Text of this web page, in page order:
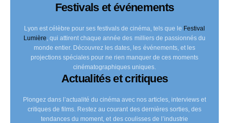
Festivals et événements
Lyon est célèbre pour ses festivals de cinéma, tels que le Festival
Lumière, qui attirent chaque année des milliers de passionnés du
monde entier. Découvrez les dates, les événements, et les
projections spéciales pour ne rien manquer de ces moments
cinématographiques uniques.
Actualités et critiques
Plongez dans l’actualité du cinéma avec nos articles, interviews et
critiques de films. Restez au courant des dernières sorties, des
tendances du moment, et des coulisses de l’industrie